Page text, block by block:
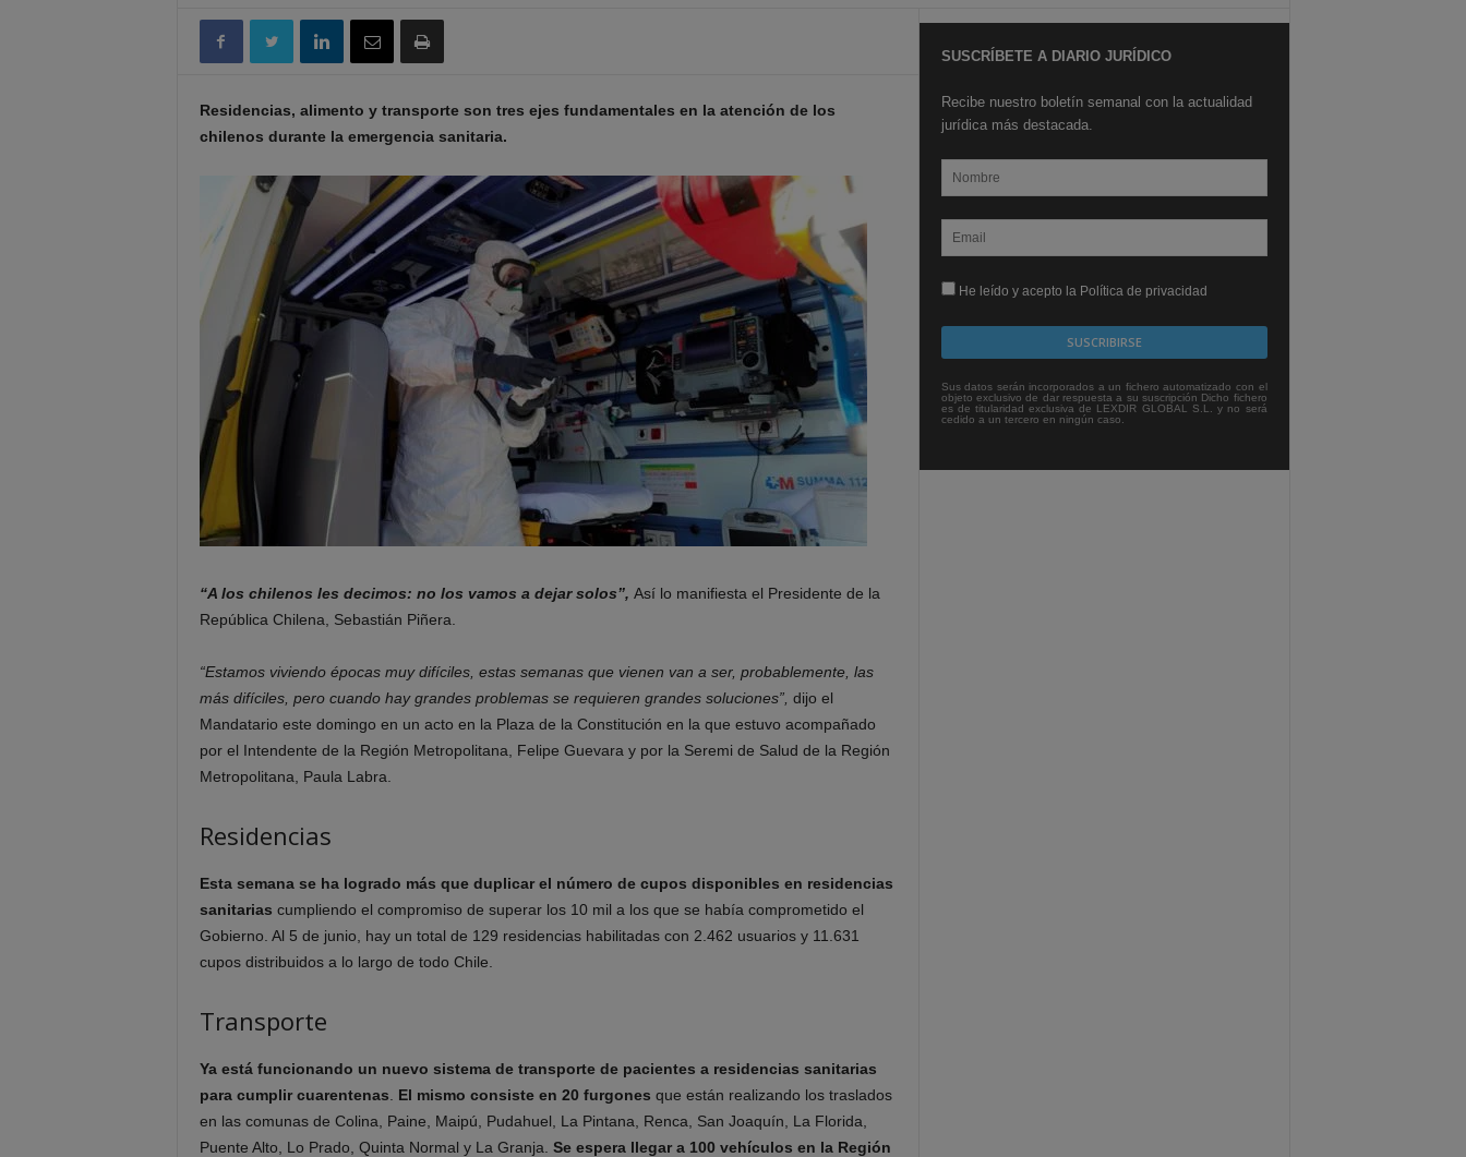
Residencias, alimento y transporte son tres ejes fundamentales en la atención de los
chilenos durante la emergencia sanitaria.
“A los chilenos les decimos: no los vamos a dejar solos”, Así lo manifiesta el Presidente de la
República Chilena, Sebastián Piñera.
“Estamos viviendo épocas muy difíciles, estas semanas que vienen van a ser, probablemente, las
más difíciles, pero cuando hay grandes problemas se requieren grandes soluciones”, dijo el
Mandatario este domingo en un acto en la Plaza de la Constitución en la que estuvo acompañado
por el Intendente de la Región Metropolitana, Felipe Guevara y por la Seremi de Salud de la Región
Metropolitana, Paula Labra.
Residencias
Esta semana se ha logrado más que duplicar el número de cupos disponibles en residencias
sanitarias cumpliendo el compromiso de superar los 10 mil a los que se había comprometido el
Gobierno. Al 5 de junio, hay un total de 129 residencias habilitadas con 2.462 usuarios y 11.631
cupos distribuidos a lo largo de todo Chile.
Transporte
Ya está funcionando un nuevo sistema de transporte de pacientes a residencias sanitarias
para cumplir cuarentenas
El mismo consiste en 20 furgones que están realizando los traslados
en las comunas de Colina, Paine, Maipú, Pudahuel, La Pintana, Renca, San Joaquín, La Florida,
Puente Alto, Lo Prado, Quinta Normal y La Granja. Se espera llegar a 100 vehículos en la Región
SUSCRÍBETE A DIARIO JURÍDICO
Recibe nuestro boletín semanal con la actualidad
jurídica más destacada.
He leído y acepto la Política de privacidad
Sus datos serán incorporados a un fichero automatizado con el
objeto exclusivo de dar respuesta a su suscripción Dicho fichero
es de titularidad exclusiva de LEXDIR GLOBAL S.L. y no será
cedido a un tercero en ningún caso.